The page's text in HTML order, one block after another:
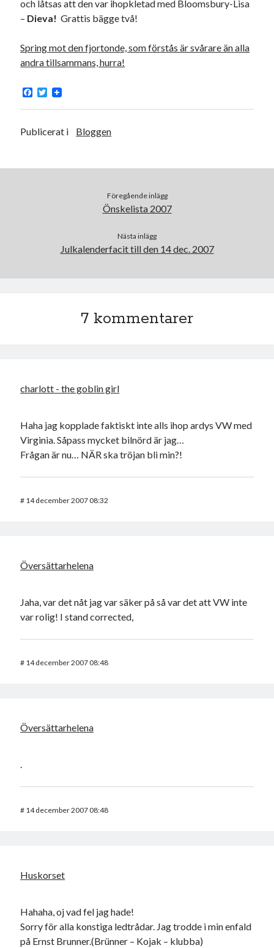
och låtsas att den var ihopkletad med Bloomsbury-Lisa
– Dieva! Grattis bägge två!
Spring mot den fjortonde, som förstås är svårare än alla
andra tillsammans, hurra!
F
c
b
T
i
t
Publicerat i Bloggen
Föregående inlägg
Önskelista 2007
Nästa inlägg
Julkalenderfacit till den 14 dec. 2007
7 kommentarer
charlott - the goblin girl
Haha jag kopplade faktiskt inte alls ihop ardys VW med
Virginia. Såpass mycket bilnörd är jag…
Frågan är nu… NÄR ska tröjan bli min?!
# 14 december 2007 08:32
Översättarhelena
Jaha, var det nåt jag var säker på så var det att VW inte
var rolig! I stand corrected,
# 14 december 2007 08:48
Översättarhelena
.
# 14 december 2007 08:48
Huskorset
Hahaha, oj vad fel jag hade!
Sorry för alla konstiga ledtrådar. Jag trodde i min enfald
på Ernst Brunner.(Brünner – Kojak – klubba)